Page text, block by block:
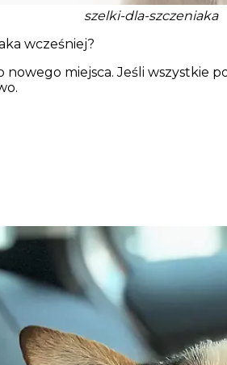
szelki-dla-szczeniaka
wcześniej?
nowego miejsca. Jeśli